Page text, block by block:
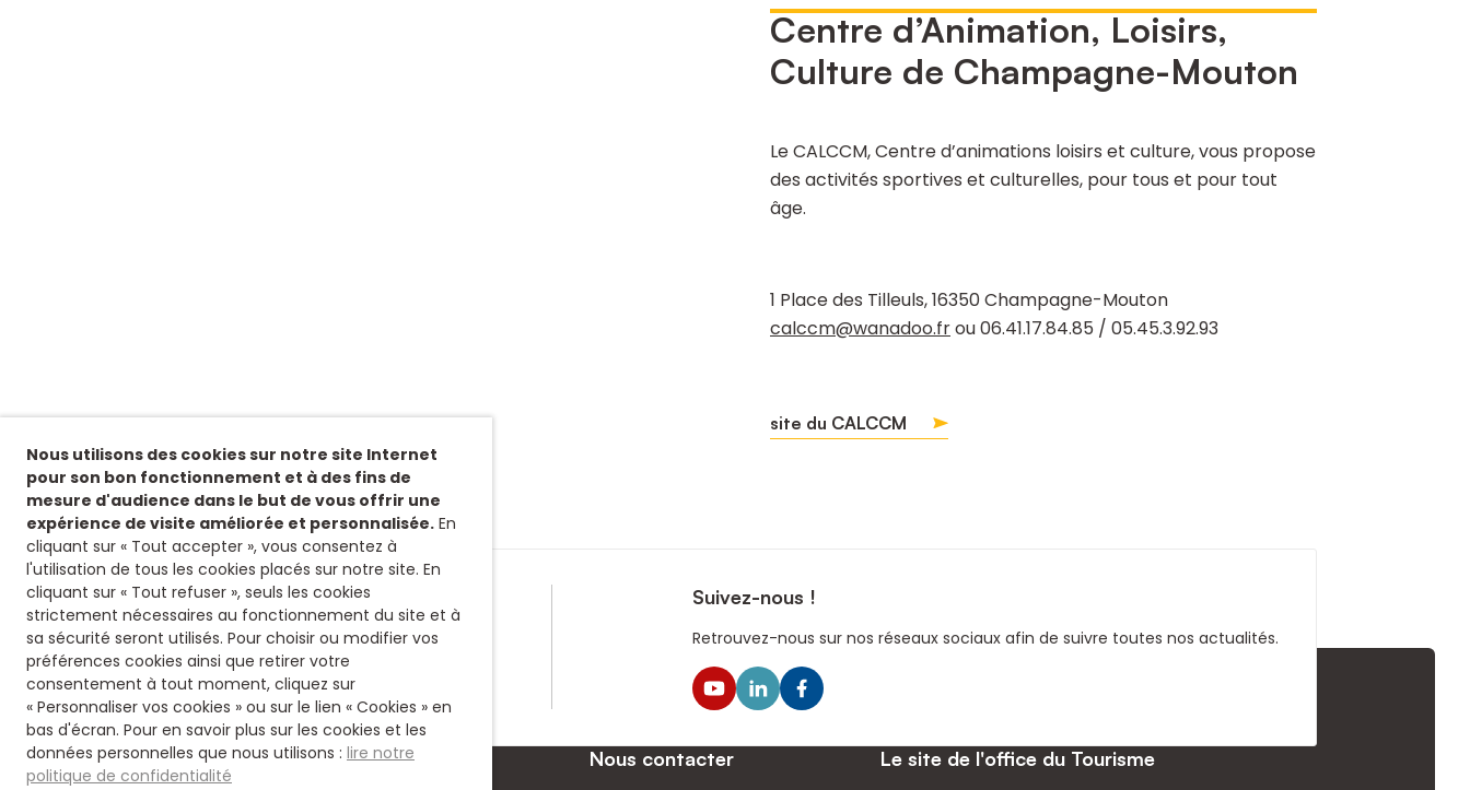
Centre d’Animation, Loisirs,
Culture de Champagne-Mouton
Le CALCCM, Centre d’animations loisirs et culture, vous propose
des activités sportives et culturelles, pour tous et pour tout
âge.
1 Place des Tilleuls, 16350 Champagne-Mouton
calccm@wanadoo.frou 06.41.17.84.85 / 05.45.3.92.93
site du CALCCM
Suivez-nous !
Retrouvez-nous sur nos réseaux sociaux afin de suivre toutes nos actualités.
Siège Nous contacter Le site de l'office du Tourisme
Nous utilisons des cookies sur notre site Internet
pour son bon fonctionnement et à des fins de
mesure d'audience dans le but de vous offrir une
expérience de visite améliorée et personnalisée. En
cliquant sur « Tout accepter », vous consentez à
l'utilisation de tous les cookies placés sur notre site. En
cliquant sur « Tout refuser », seuls les cookies
strictement nécessaires au fonctionnement du site et à
sa sécurité seront utilisés. Pour choisir ou modifier vos
préférences cookies ainsi que retirer votre
consentement à tout moment, cliquez sur
« Personnaliser vos cookies » ou sur le lien « Cookies » en
bas d'écran. Pour en savoir plus sur les cookies et les
données personnelles que nous utilisons : lire notre
politique de confidentialité